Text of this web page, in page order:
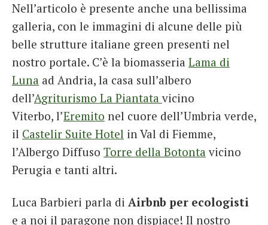
Nell’articolo è presente anche una bellissima
galleria, con le immagini di alcune delle più
belle strutture italiane green presenti nel
nostro portale. C’è la biomasseria Lama di
Luna ad Andria, la casa sull’albero
dell’Agriturismo La Piantata vicino
Viterbo, l’Eremito nel cuore dell’Umbria verde,
il Castelir Suite Hotel in Val di Fiemme,
l’Albergo Diffuso Torre della Botonta vicino
Perugia e tanti altri.
Luca Barbieri parla di Airbnb per ecologisti
e a noi il paragone non dispiace! Il nostro